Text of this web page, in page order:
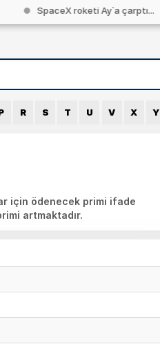
SpaceX roketi Ay`a çarptı...
R S T U V X Y
için ödenecek primi ifade
artmaktadır.